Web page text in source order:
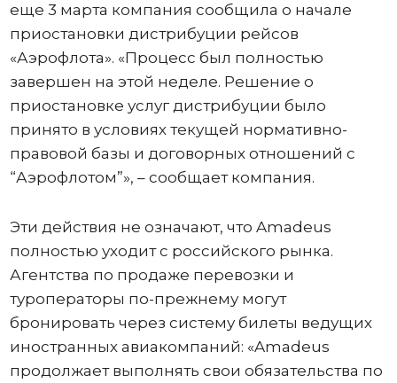
еще 3 марта компания сообщила о начале
приостановки дистрибуции рейсов
«Аэрофлота». «Процесс был полностью
завершен на этой неделе. Решение о
приостановке услуг дистрибуции было
принято в условиях текущей нормативно-
правовой базы и договорных отношений с
“Аэрофлотом”», – сообщает компания.
Эти действия не означают, что Amadeus
полностью уходит с российского рынка.
Агентства по продаже перевозки и
туроператоры по-прежнему могут
бронировать через систему билеты ведущих
иностранных авиакомпаний: «Amadeus
продолжает выполнять свои обязательства по